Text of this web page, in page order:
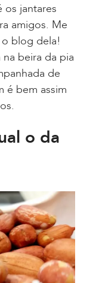
os jantares
amigos. Me
blog dela!
beira da pia
de
é bem assim
o da